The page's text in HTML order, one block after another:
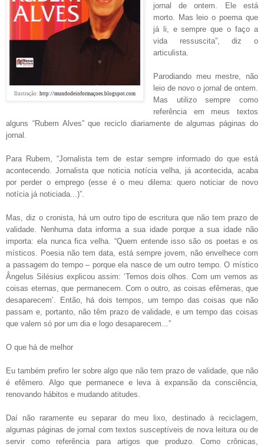
Ilustração: http://mundodeinformaçoes.blogspot.com
jornal de ontem. Ele está
morto. Mas leio o poema que
já li, e sempre que o faço a
vida ressuscita”, diz o
articulista.
Parodiando meu mestre, não
leio de novo o jornal de ontem.
Mas utilizo sempre como
referência em meus textos
alguns “Rubem Alves” que reciclo diariamente de algumas páginas do
jornal.
Para Rubem, “Jornalista tem de estar sempre informado do que está
acontecendo. Jornalista que noticia notícia velha, já acontecida, acaba
por perder o emprego (esse é o meu dilema: quero noticiar de novo
notícia já noticiada...)”.
Mas, diz o cronista, há um outro tipo de escritura que não tem prazo de
validade. Nenhuma data informa a sua idade porque a sua idade não
importa: ela nunca fica velha. “Quem entende isso são os poetas e os
místicos. Poesia não tem data, está sempre jovem, não envelhece com
a passagem do tempo – porque ela nasce de um outro tempo. O místico
Ângelus Silésius explicou assim: ‘Temos dois olhos. Com um vemos as
coisas eternas, que permanecem. Com o outro, as coisas efêmeras, que
desaparecem’. Então, há dois tempos, um tempo das coisas que não
passam e, portanto, não têm prazo de validade, e um tempo das coisas
que valem só por um dia e logo desaparecem...”
O que há de melhor
Eu também prefiro ler sobre algo que não tem prazo de validade, que não
é efêmero. Algo que permanece e leva à expansão da consciência,
renovando hábitos e mudando atitudes.
Daí não raramente eu separar do meu lixo, destinado à reciclagem,
algumas páginas de jornal com textos susceptíveis de nova leitura ou de
servir como referência para artigos que produzo. Como crônicas,